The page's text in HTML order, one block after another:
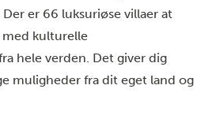
er 66 luksuriøse villaer at
kulturelle
hele verden. Det giver dig
muligheder fra dit eget land og